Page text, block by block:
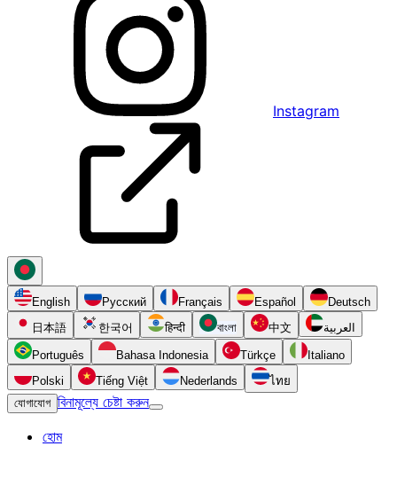
Instagram
English Русский Français Español
Deutsch
日本語
한국어 हिन्दी বাংলা 中文 العربية
Português Bahasa Indonesia Türkçe
Italiano
Polski
Tiếng Việt Nederlands
ไทย
যোগাযোগ বিনামূল্যে চেষ্টা করুন
হোম